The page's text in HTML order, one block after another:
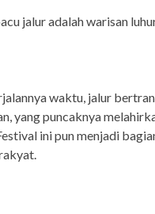
jalur adalah warisan
waktu, jalur
yang puncaknya
ini pun menjadi